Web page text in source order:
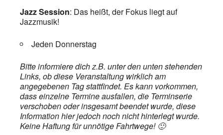
Jazz Session: Das heißt, der Fokus liegt auf
Jazzmusik!
Jeden Donnerstag
Bitte informiere dich z.B. unter den unten stehenden
Links, ob diese Veranstaltung wirklich am
angegebenen Tag stattfindet. Es kann vorkommen,
dass einzelne Termine ausfallen, die Terminserie
verschoben oder insgesamt beendet wurde, diese
Information hier jedoch noch nicht hinterlegt wurde.
Keine Haftung für unnötige Fahrtwege! 🙂